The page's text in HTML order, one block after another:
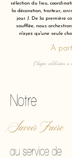
sélection du lieu,
la décoration, traiteur,
jour J. De la première
soufflée, nous
n'ayez qu'une seule
A
Chaque célébration
Notre
Savoir Faire
au service de